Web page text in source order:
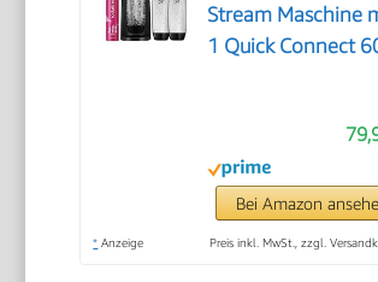
Stream Maschine
1 Quick Connect
Kunststoff-
Sprudlerflaschen,
Höhe 44 cm,
Bei Amazon
* Anzeige Preis inkl. MwSt., zzgl.